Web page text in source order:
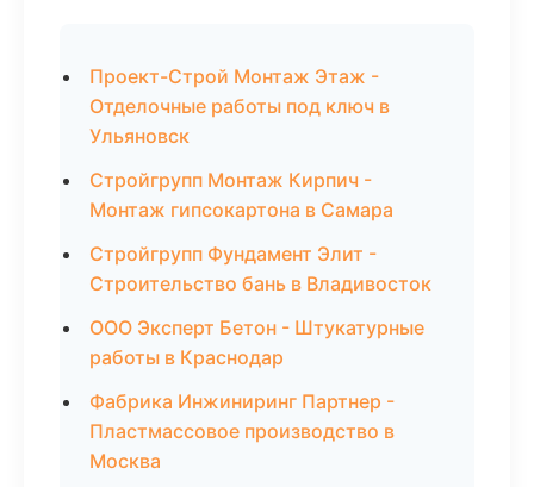
Проект-Строй Монтаж Этаж -
Отделочные работы под ключ в
Ульяновск
Стройгрупп Монтаж Кирпич -
Монтаж гипсокартона в Самара
Стройгрупп Фундамент Элит -
Строительство бань в Владивосток
ООО Эксперт Бетон - Штукатурные
работы в Краснодар
Фабрика Инжиниринг Партнер -
Пластмассовое производство в
Москва